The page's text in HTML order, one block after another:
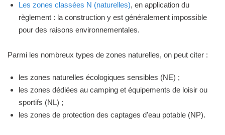
Les zones classées N (naturelles), en application du
règlement : la construction y est généralement impossible
pour des raisons environnementales.
Parmi les nombreux types de zones naturelles, on peut citer :
les zones naturelles écologiques sensibles (NE) ;
les zones dédiées au camping et équipements de loisir ou
sportifs (NL) ;
les zones de protection des captages d'eau potable (NP).